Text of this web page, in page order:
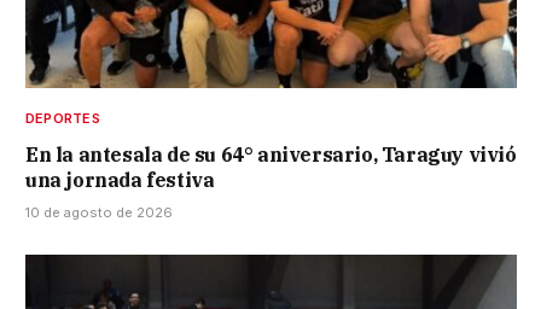
DEPORTES
En la antesala de su 64° aniversario, Taraguy vivió
una jornada festiva
10 de agosto de 2026